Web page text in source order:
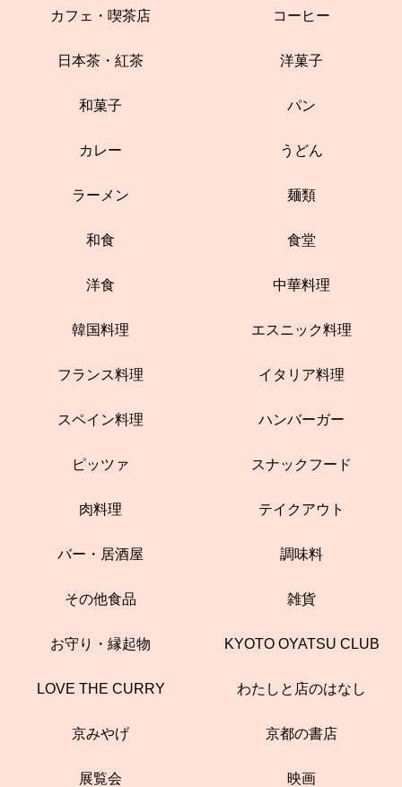
カフェ・喫茶店 コーヒー
日本茶・紅茶 洋菓子
和菓子 パン
カレー うどん
ラーメン 麺類
和食 食堂
洋食 中華料理
韓国料理 エスニック料理
フランス料理 イタリア料理
スペイン料理 ハンバーガー
ピッツァ スナックフード
肉料理 テイクアウト
バー・居酒屋 調味料
その他食品 雑貨
お守り・縁起物 KYOTO OYATSU CLUB
LOVE THE CURRY わたしと店のはなし
京みやげ 京都の書店
展覧会 映画